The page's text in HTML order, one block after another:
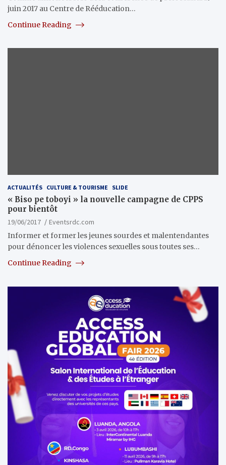
juin 2017 au Centre de Rééducation…
Continue Reading
ACTUALITÉS CULTURE & TOURISME SLIDE
« Biso pe toboyi » la nouvelle campagne de CPPS
pour bientôt
19/06/2017
Eventsrdc.com
Informer et former les jeunes sourdes et malentendantes
pour dénoncer les violences sexuelles sous toutes ses…
Continue Reading